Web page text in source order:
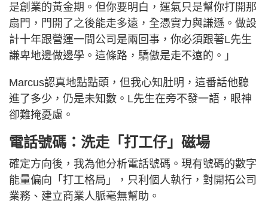
是創業的黃金期。但你要明白，運氣只是幫你打開那
扇門，門開了之後能走多遠，全憑實力與謙遜。做設
計十年跟營運一間公司是兩回事，你必須跟著L先生
謙卑地邊做邊學。這條路，驕傲是走不遠的。」
Marcus認真地點點頭，但我心知肚明，這番話他聽
進了多少，仍是未知數。L先生在旁不發一語，眼神
卻難掩憂慮。
電話號碼：洗走「打工仔」磁場
確定方向後，我為他分析電話號碼。現有號碼的數字
能量偏向「打工格局」，只利個人執行，對開拓公司
業務、建立商業人脈毫無幫助。